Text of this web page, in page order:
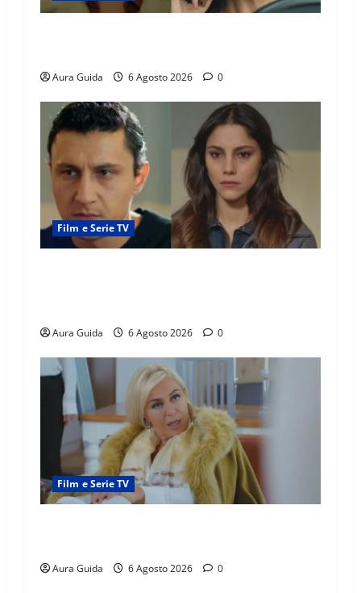
Aura Guida 6 Agosto 2026 0
Film e Serie TV
Aura Guida 6 Agosto 2026 0
Film e Serie TV
Aura Guida 6 Agosto 2026 0